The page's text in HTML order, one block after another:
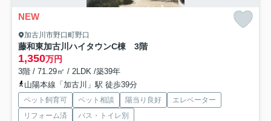
NEW
加古川市野口町野口
藤和東加古川ハイタウンC棟 3階
1,350万円
3階 / 71.29㎡ / 2LDK /築39年
山陽本線「加古川」駅 徒歩39分
ペット飼育可 ペット相談 陽当り良好
エレベーター
リフォーム済
バス・トイレ別